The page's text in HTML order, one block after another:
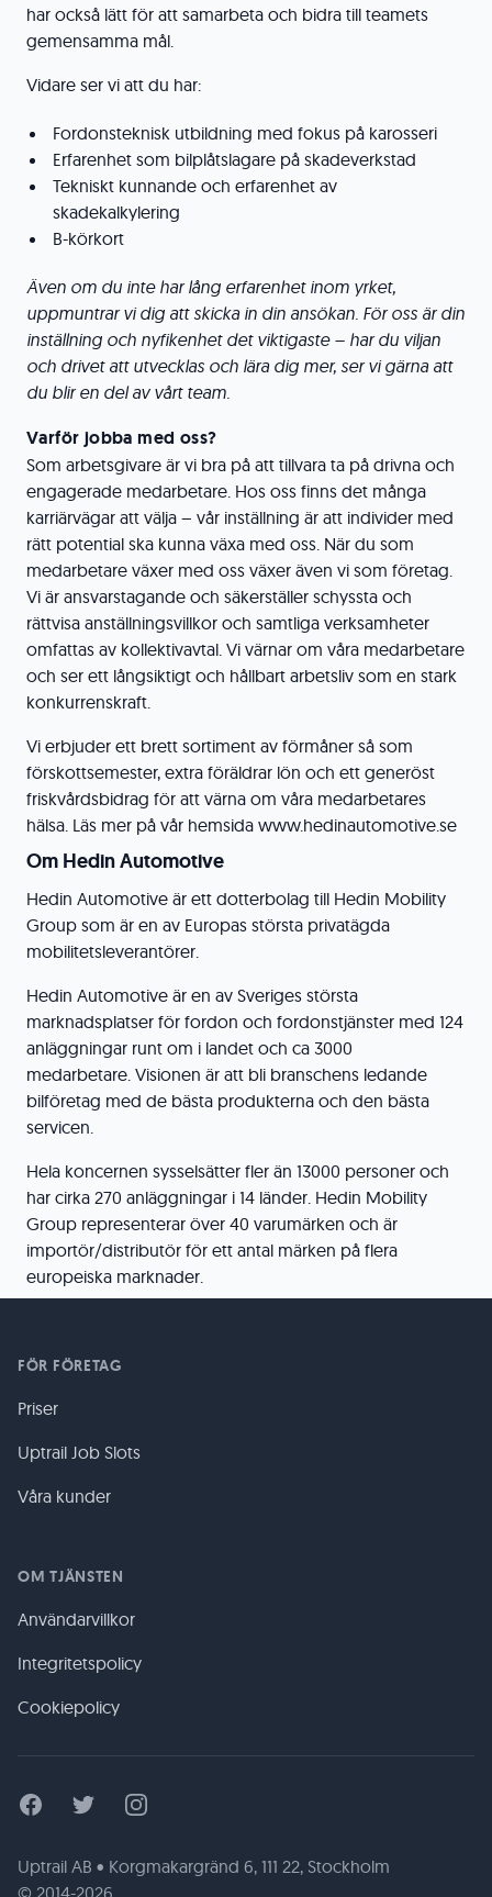
har också lätt för att samarbeta och bidra till teamets
gemensamma mål.
Vidare ser vi att du har:
Fordonsteknisk utbildning med fokus på karosseri
Erfarenhet som bilplåtslagare på skadeverkstad
Tekniskt kunnande och erfarenhet av
skadekalkylering
B-körkort
Även om du inte har lång erfarenhet inom yrket,
uppmuntrar vi dig att skicka in din ansökan. För oss är din
inställning och nyfikenhet det viktigaste – har du viljan
och drivet att utvecklas och lära dig mer, ser vi gärna att
du blir en del av vårt team.
Varför jobba med oss?
Som arbetsgivare är vi bra på att tillvara ta på drivna och
engagerade medarbetare. Hos oss finns det många
karriärvägar att välja – vår inställning är att individer med
rätt potential ska kunna växa med oss. När du som
medarbetare växer med oss växer även vi som företag.
Vi är ansvarstagande och säkerställer schyssta och
rättvisa anställningsvillkor och samtliga verksamheter
omfattas av kollektivavtal. Vi värnar om våra medarbetare
och ser ett långsiktigt och hållbart arbetsliv som en stark
konkurrenskraft.
Vi erbjuder ett brett sortiment av förmåner så som
förskottsemester, extra föräldrar lön och ett generöst
friskvårdsbidrag för att värna om våra medarbetares
hälsa. Läs mer på vår hemsida www.hedinautomotive.se
Om Hedin Automotive
Hedin Automotive är ett dotterbolag till Hedin Mobility
Group som är en av Europas största privatägda
mobilitetsleverantörer.
Hedin Automotive är en av Sveriges största
marknadsplatser för fordon och fordonstjänster med 124
anläggningar runt om i landet och ca 3000
medarbetare. Visionen är att bli branschens ledande
bilföretag med de bästa produkterna och den bästa
servicen.
Hela koncernen sysselsätter fler än 13000 personer och
har cirka 270 anläggningar i 14 länder. Hedin Mobility
Group representerar över 40 varumärken och är
importör/distributör för ett antal märken på flera
europeiska marknader.
FÖR FÖRETAG
Priser
Uptrail Job Slots
Våra kunder
OM TJÄNSTEN
Användarvillkor
Integritetspolicy
Cookiepolicy
FacebookTwitter Instagram
Uptrail AB • Korgmakargränd 6, 111 22, Stockholm
© 2014-2026